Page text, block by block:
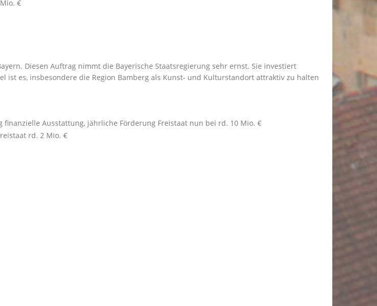
Mio.
Diesen Auftrag nimmt die Bayerische Staatsregierung sehr ernst. Sie investiert
es, insbesondere die Region Bamberg als Kunst- und Kulturstandort attraktiv zu halten
finanzielle Ausstattung, jährliche Förderung Freistaat nun bei rd. 10 Mio.
rd. 2 Mio.